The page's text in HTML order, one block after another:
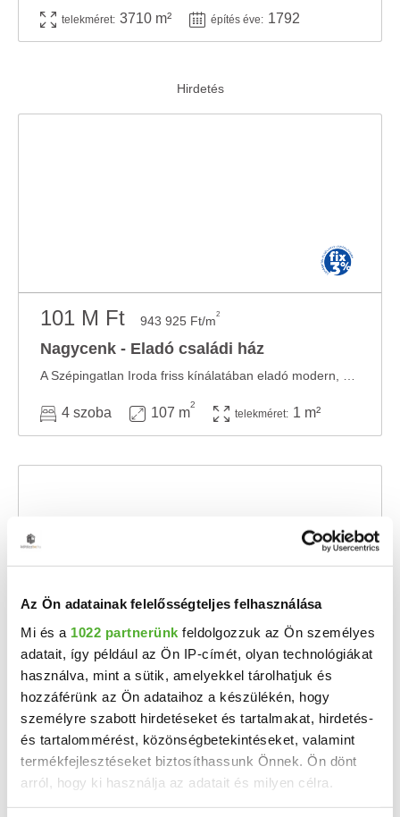
Az Ön adatainak felelősségteljes felhasználása
Mi és a 1022 partnerünk feldolgozzuk az Ön személyes
adatait, így például az Ön IP-címét, olyan technológiákat
használva, mint a sütik, amelyekkel tárolhatjuk és
hozzáférünk az Ön adataihoz a készülékén, hogy
személyre szabott hirdetéseket és tartalmakat, hirdetés-
és tartalommérést, közönségbetekintéseket, valamint
termékfejlesztéseket biztosíthassunk Önnek. Ön dönt
arról, hogy ki használja az adatait és milyen célra.
telekméret: 3710 m² építés éve: 1792
101 M Ft 943 925 Ft/m2
Nagycenk - Eladó családi ház
4 szoba 107 m
2
telekméret: 1 m²
75.9 M Ft 759 000 Ft/m
Nagycenk - Eladó családi ház
A Szépingatlan Iroda kínálatában új építésű, földszintes, 99,8 nm hasznos területtel ...
4 szoba 100 m
2
telekméret: 1 m²